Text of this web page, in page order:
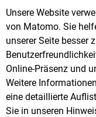
Nehmen Sie
Wenn Sie ein
möchten, können
regionale Energie-
Sie erhalten dann
weiteres Vorgehen.
Unsere Website
von Matomo. Sie
unserer Seite besser
Online-Präsenz und
Weitere
eine detaillierte
Sie in unseren